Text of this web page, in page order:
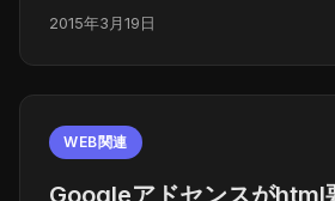
2015年3月19日
WEB関連
Googleアドセンスがhtml